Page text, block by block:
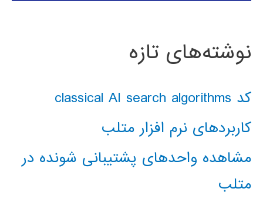
نوشته‌های تازه
کد classical AI search algorithms
کاربردهای نرم افزار متلب
مشاهده واحدهای پشتیبانی شونده در
متلب